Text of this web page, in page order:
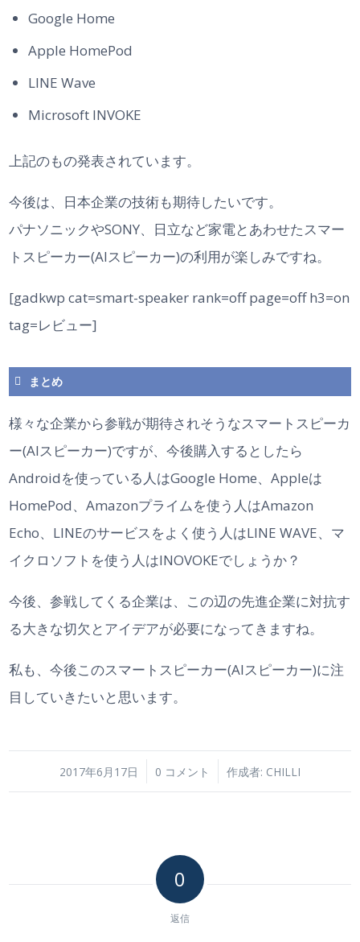
Google Home
Apple HomePod
LINE Wave
Microsoft INVOKE
上記のもの発表されています。
今後は、日本企業の技術も期待したいです。
パナソニックやSONY、日立など家電とあわせたスマー
トスピーカー(AIスピーカー)の利用が楽しみですね。
[gadkwp cat=smart-speaker rank=off page=off h3=on
tag=レビュー]
まとめ
様々な企業から参戦が期待されそうなスマートスピーカ
ー(AIスピーカー)ですが、今後購入するとしたら
Androidを使っている人はGoogle Home、Appleは
HomePod、Amazonプライムを使う人はAmazon
Echo、LINEのサービスをよく使う人はLINE WAVE、マ
イクロソフトを使う人はINOVOKEでしょうか？
今後、参戦してくる企業は、この辺の先進企業に対抗す
る大きな切欠とアイデアが必要になってきますね。
私も、今後このスマートスピーカー(AIスピーカー)に注
目していきたいと思います。
2017年6月17日
/ 0 コメント
/ 作成者: CHILLI
0
返信